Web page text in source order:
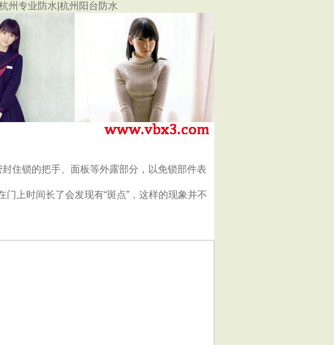
州专业防水|杭州阳台防水
住锁的把手、面板等外露部分，以免锁部件表
上时间长了会发现有“斑点”，这样的现象并不